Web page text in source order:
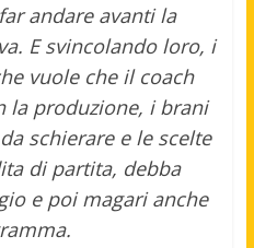
andare avanti la
E svincolando loro, i
vuole che il coach
la produzione, i brani
schierare e le scelte
di partita, debba
e poi magari anche